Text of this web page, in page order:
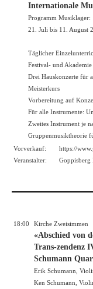
Internationale
Programm Musiklager:
21. Juli bis 11. August
Täglicher
Festival- und
Drei Hauskonzerte für
Meisterkurs
Vorbereitung auf
Für alle Instrumente:
Zweites Instrument je
Gruppenmusiktheorie
Vorverkauf:
https://
Veranstalter:
Goppisberg
18:00 Kirche Zweisimmen
«Abschied von
Trans-zendenz
Schumann
Erik Schumann,
Ken Schumann,